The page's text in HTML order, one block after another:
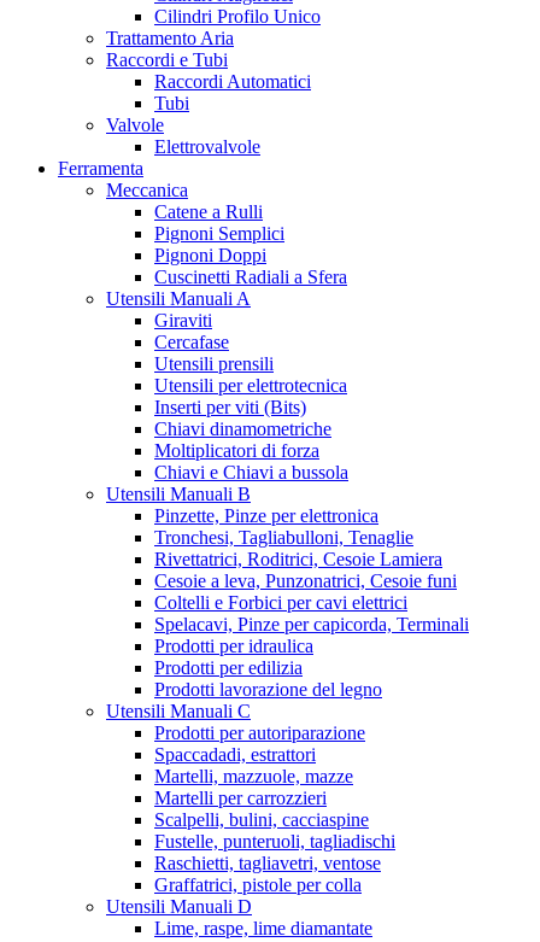
Cilindri Profilo Unico
Trattamento Aria
Raccordi e Tubi
Raccordi Automatici
Tubi
Valvole
Elettrovalvole
Ferramenta
Meccanica
Catene a Rulli
Pignoni Semplici
Pignoni Doppi
Cuscinetti Radiali a Sfera
Utensili Manuali A
Giraviti
Cercafase
Utensili prensili
Utensili per elettrotecnica
Inserti per viti (Bits)
Chiavi dinamometriche
Moltiplicatori di forza
Chiavi e Chiavi a bussola
Utensili Manuali B
Pinzette, Pinze per elettronica
Tronchesi, Tagliabulloni, Tenaglie
Rivettatrici, Roditrici, Cesoie Lamiera
Cesoie a leva, Punzonatrici, Cesoie funi
Coltelli e Forbici per cavi elettrici
Spelacavi, Pinze per capicorda, Terminali
Prodotti per idraulica
Prodotti per edilizia
Prodotti lavorazione del legno
Utensili Manuali C
Prodotti per autoriparazione
Spaccadadi, estrattori
Martelli, mazzuole, mazze
Martelli per carrozzieri
Scalpelli, bulini, cacciaspine
Fustelle, punteruoli, tagliadischi
Raschietti, tagliavetri, ventose
Graffatrici, pistole per colla
Utensili Manuali D
Lime, raspe, lime diamantate